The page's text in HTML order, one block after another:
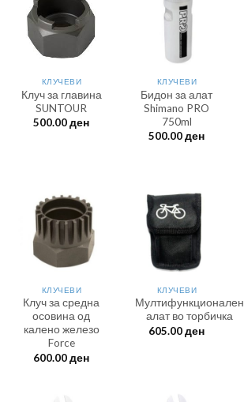
КЛУЧЕВИ
Клуч за главина
SUNTOUR
500.00ден
КЛУЧЕВИ
Бидон за алат
Shimano PRO
750ml
500.00ден
КЛУЧЕВИ
Клуч за средна
осовина од
калено железо
Force
600.00ден
КЛУЧЕВИ
Мултифункционален
алат во торбичка
605.00ден